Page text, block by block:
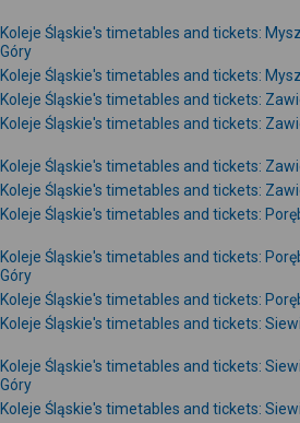
Koleje Śląskie's timetables and tickets:
Góry
Koleje Śląskie's timetables and tickets:
Koleje Śląskie's timetables and tickets:
Koleje Śląskie's timetables and tickets:
Koleje Śląskie's timetables and tickets:
Koleje Śląskie's timetables and tickets:
Koleje Śląskie's timetables and tickets:
Koleje Śląskie's timetables and tickets:
Góry
Koleje Śląskie's timetables and tickets:
Koleje Śląskie's timetables and tickets:
Koleje Śląskie's timetables and tickets:
Góry
Koleje Śląskie's timetables and tickets: